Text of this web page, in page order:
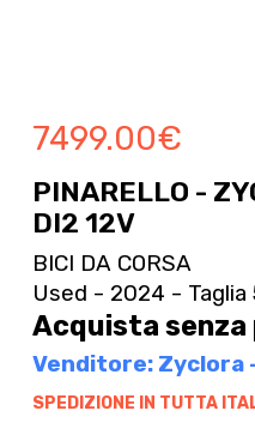
7499.00€
PINARELLO -
DI2 12V
BICI DA CORSA
Used - 2024 - Taglia
Acquista senza
Venditore: Zyclora
SPEDIZIONE IN TUTTA